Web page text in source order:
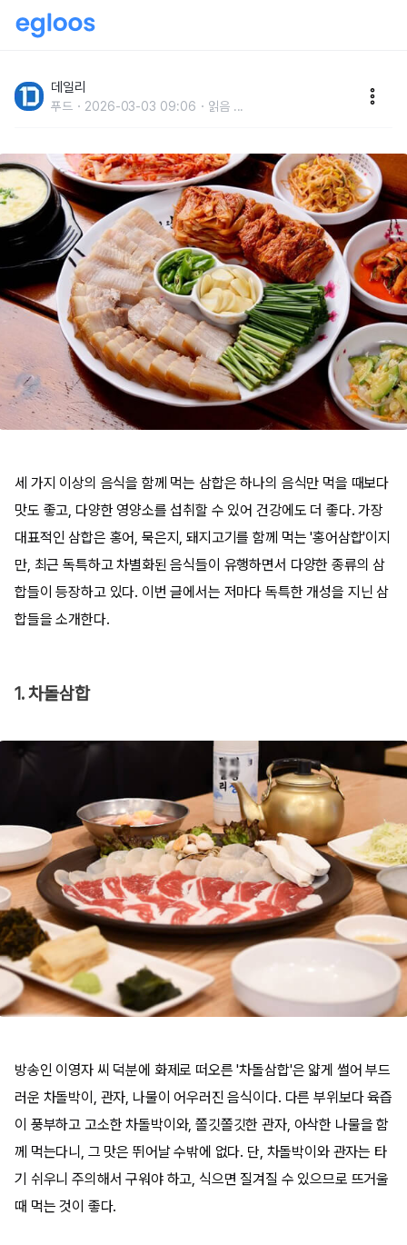
데일리
푸드 2026-03-03 09:06 읽음 ...
세 가지 이상의 음식을 함께 먹는 삼합은 하나의 음식만 먹을 때보다
맛도 좋고, 다양한 영양소를 섭취할 수 있어 건강에도 더 좋다. 가장
대표적인 삼합은 홍어, 묵은지, 돼지고기를 함께 먹는 '홍어삼합'이지
만, 최근 독특하고 차별화된 음식들이 유행하면서 다양한 종류의 삼
합들이 등장하고 있다. 이번 글에서는 저마다 독특한 개성을 지닌 삼
합들을 소개한다.
1. 차돌삼합
방송인 이영자 씨 덕분에 화제로 떠오른 '차돌삼합'은 얇게 썰어 부드
러운 차돌박이, 관자, 나물이 어우러진 음식이다. 다른 부위보다 육즙
이 풍부하고 고소한 차돌박이와, 쫄깃쫄깃한 관자, 아삭한 나물을 함
께 먹는다니, 그 맛은 뛰어날 수밖에 없다. 단, 차돌박이와 관자는 타
기 쉬우니 주의해서 구워야 하고, 식으면 질겨질 수 있으므로 뜨거울
때 먹는 것이 좋다.